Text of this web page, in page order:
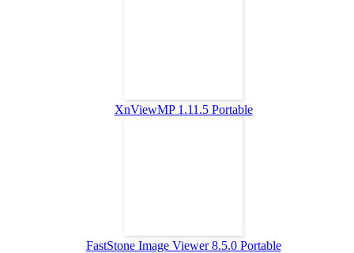
XnViewMP 1.11.5 Portable
FastStone Image Viewer 8.5.0 Portable